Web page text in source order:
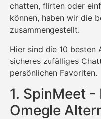
chatten, flirten oder
können, haben wir die
zusammengestellt.
Hier sind die 10 besten
sicheres zufälliges
persönlichen Favoriten.
1. SpinMeet
Omegle